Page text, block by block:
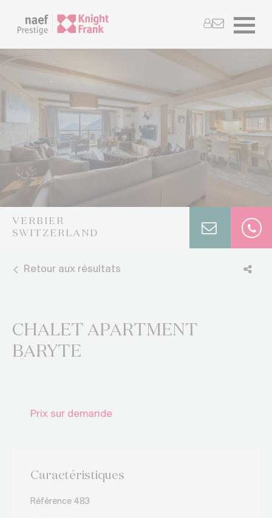
VERBIER
SWITZERLAND
Retour aux résultats
CHALET APARTMENT
BARYTE
Caractéristiques
Référence 483
Prix sur demande